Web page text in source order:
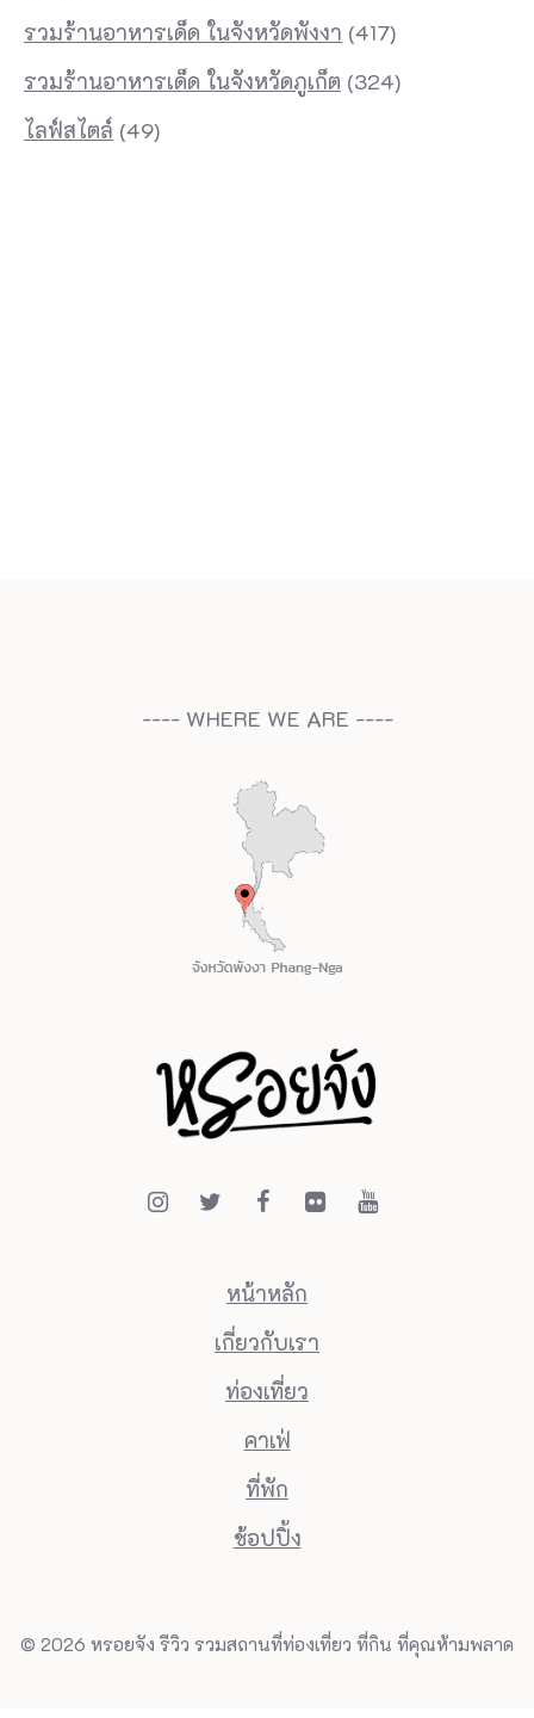
รวมร้านอาหารเด็ด ในจังหวัดพังงา (417)
รวมร้านอาหารเด็ด ในจังหวัดภูเก็ต (324)
ไลฟ์สไตล์ (49)
---- WHERE WE ARE ----
หน้าหลัก
เกี่ยวกับเรา
ท่องเที่ยว
คาเฟ่
ที่พัก
ช้อปปิ้ง
© 2026 หรอยจัง รีวิว รวมสถานที่ท่องเที่ยว ที่กิน ที่คุณห้ามพลาด